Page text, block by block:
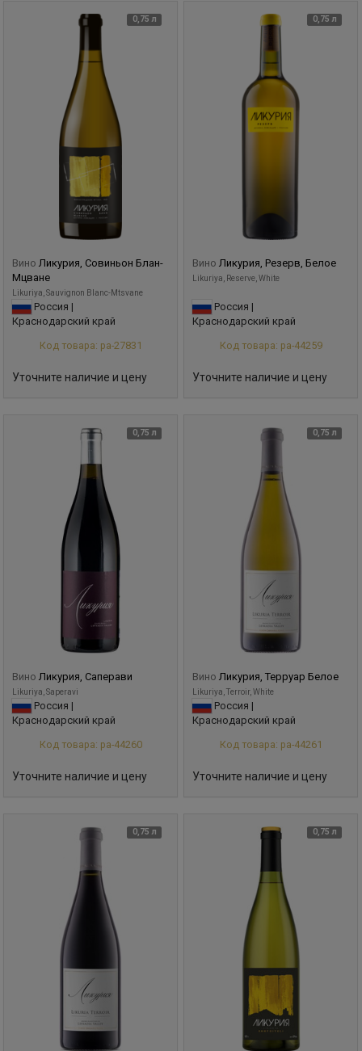
0,75 л
Вино Ликурия, Совиньон Блан-
Мцване
Likuriya, Sauvignon Blanc-Mtsvane
Россия |
Краснодарский край
Код товара: ра-27831
Уточните наличие и цену
0,75 л
Вино Ликурия, Резерв, Белое
Likuriya, Reserve, White
Россия |
Краснодарский край
Код товара: ра-44259
Уточните наличие и цену
0,75 л
Вино Ликурия, Саперави
Likuriya, Saperavi
Россия |
Краснодарский край
Код товара: ра-44260
Уточните наличие и цену
0,75 л
Вино Ликурия, Терруар Белое
Likuriya, Terroir, White
Россия |
Краснодарский край
Код товара: ра-44261
Уточните наличие и цену
0,75 л 0,75 л